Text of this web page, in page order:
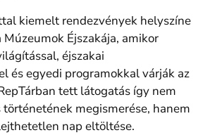
kiemelt rendezvények helyszíne
Éjszakája, amikor
éjszakai
és egyedi programokkal várják az
tett látogatás így nem
megismerése, hanem
nap eltöltése.